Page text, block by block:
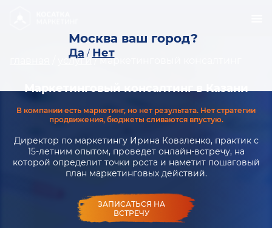
Москва ваш город?
Да / Нет
услуги /маркетинговый консалтинг
Маркетинговый консалтинг в Казани
В компании есть маркетинг, но нет результата. Нет стратегии
продвижения, бюджеты сливаются впустую.
Директор по маркетингу Ирина Коваленко, практик с
15-летним опытом, проведет онлайн-встречу, на
которой определит точки роста и наметит пошаговый
план маркетинговых действий.
ЗАПИСАТЬСЯ НА
ВСТРЕЧУ